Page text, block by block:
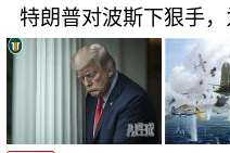
特朗普对波斯下狠手，